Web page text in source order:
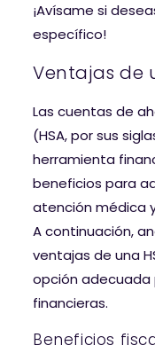
¡Avísame si
específico!
Ventajas de
Las cuentas de
(HSA, por sus
herramienta
beneficios para
atención médica
A continuación,
ventajas de una
opción adecuada
financieras.
Beneficios